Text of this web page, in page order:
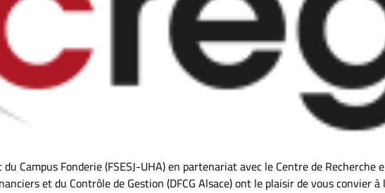
Campus Fonderie (FSESJ-UHA) en partenariat avec le Centre de Recherche
et du Contrôle de Gestion (DFCG Alsace) ont le plaisir de vous